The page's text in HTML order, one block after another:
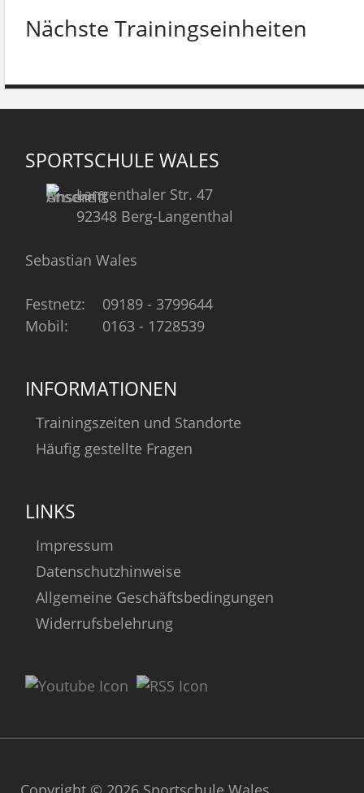
Nächste Trainingseinheiten
SPORTSCHULE WALES
Langenthaler Str. 47
92348 Berg-Langenthal
Sebastian Wales
Festnetz:
09189 - 3799644
Mobil:
0163 - 1728539
INFORMATIONEN
Trainingszeiten und Standorte
Häufig gestellte Fragen
LINKS
Impressum
Datenschutzhinweise
Allgemeine Geschäftsbedingungen
Widerrufsbelehrung